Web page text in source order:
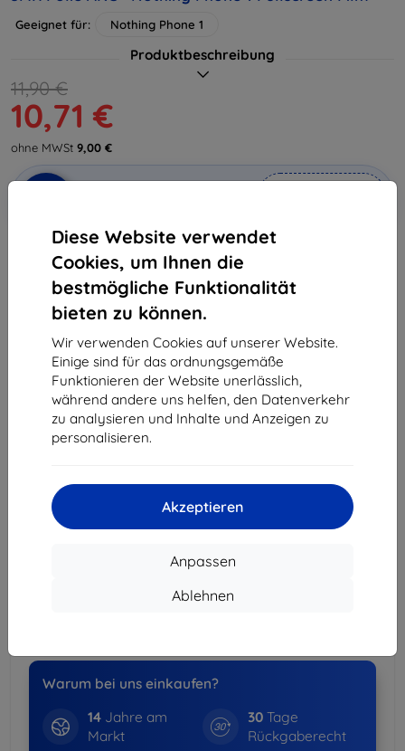
Diese Website verwendet
Cookies, um Ihnen die
bestmögliche Funktionalität
bieten zu können.
Wir verwenden Cookies auf unserer Website.
Einige sind für das ordnungsgemäße
Funktionieren der Website unerlässlich,
während andere uns helfen, den Datenverkehr
zu analysieren und Inhalte und Anzeigen zu
personalisieren.
Akzeptieren
Anpassen
Ablehnen
Geeignet für: Nothing Phone 1
Produktbeschreibung
11,90 €
10,71 €
ohne MWSt 9,00 €
Extern Lager > 5 St
In den Warenkorb
Massenrabatt
2Stck.
10%
Lieferung 18. August - 19. August
Hüllen + Displayschutz
Warum bei uns einkaufen?
14Jahre am
Markt
30 Tage
Rückgaberecht